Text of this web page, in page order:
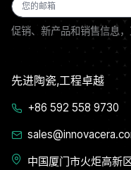
促销、新产品和销售信息，
先进陶瓷,工程卓越
+86 592 558 9730
中国厦门市火炬高新